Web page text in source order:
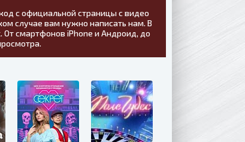
с официальной страницы с видео
случае вам нужно написать нам. В
От смартфонов iPhone и Андроид, до